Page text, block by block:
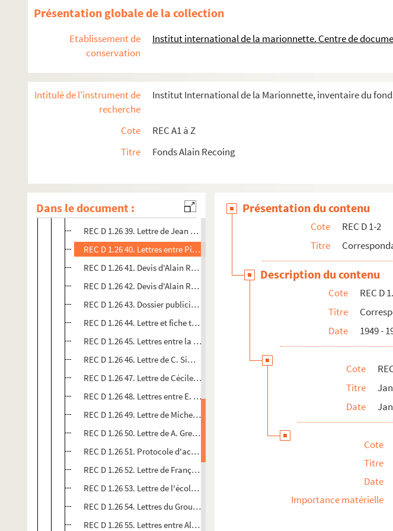
Présentation globale de la collection
Etablissement de
conservation
Institut international de la marionnette. Centre de
Intitulé de l'instrument de
recherche
Institut International de la Marionnette, inventaire du
Cote
REC A1 à Z
Titre
Fonds Alain Recoing
Dans le document :
REC D 1.26 27. Lettre de Raimondo Koch à Alain Recoing
REC D 1.26 29. Brochure avec lettre de présentation du Renaissance Thatre Trust
REC D 1.26 31. Lettre d'Alain Recoing à Olivier Katian
REC D 1.26 32. Lettre d'Alain Recoing à Thierry Mathieu
REC D 1.26 35. Devis d'Alain Recoing à monsieur Kalinine pour une représentation
REC D 1.26 37. Lettre d'Alain Recoing à Marc Belit
REC D 1.26 38. Lettres entre Christian Labruyere et Alain Recoing
REC D 1.26 39. Lettre de Jean Petit à Alain Recoing
REC D 1.26 40. Lettres entre Pierre Coornaert et Alain Recoing
REC D 1.26 41. Devis d'Alain Recoing à monsieur Mounier pour une représentation
REC D 1.26 42. Devis d'Alain Recoing à Michel Julliot pour une représentation des
REC D 1.26 43. Dossier publicitaire sur le spectacle Mirobolis du théâtre du Tournemire
REC D 1.26 44. Lettre et fiche technique du spectacle Cachede la compagnie
REC D 1.26 45. Lettres entre la caisse d'allocations familiales de la région parisienne
REC D 1.26 46. Lettre de C. Simsen à Alain Recoing
REC D 1.26 47. Lettre de Cécile Montéchièsi à Alain Recoing
REC D 1.26 48. Lettres entre E. Marchois Gonzalo Estrada et Alain Recoing
REC D 1.26 49. Lettre de Michel Arbonnier à Alain Recoing
REC D 1.26 50. Lettre de A. Grendal à Alain Recoing
REC D 1.26 51. Protocole d'accord de Jean-Claude et Charlotte Genevoy à Alain
REC D 1.26 52. Lettre de François Boyer à Alain Recoing
REC D 1.26 53. Lettre de l'école maternelle Le Merisier à Alain Recoing
REC D 1.26 54. Lettres du Groupement des institutions sociales du spectacle à Alain
REC D 1.26 55. Lettres entre Alain Recoing et H.L. Lacouchie
Présentation du contenu
Cote
REC D 1-2
Titre
Description du contenu
Cote
REC D
Titre
Date
1949 -
Cote
Titre
Date
Cote
Titre
Date
Importance matérielle